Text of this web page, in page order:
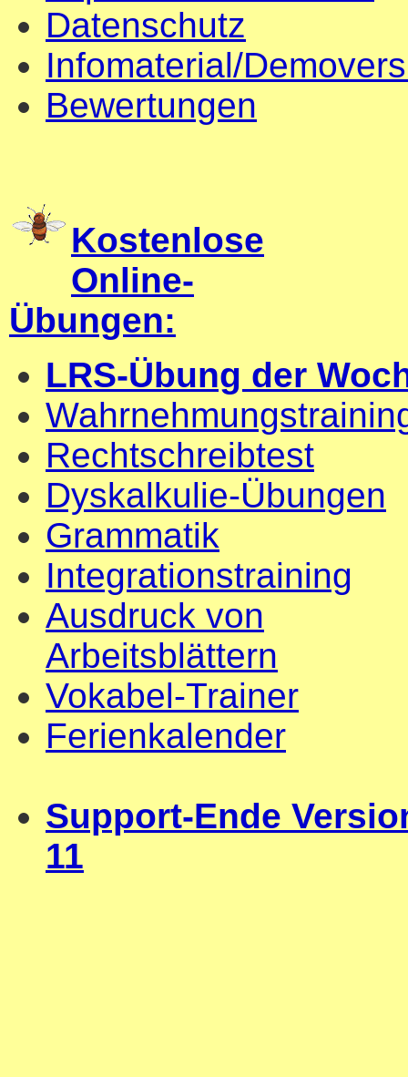
Datenschutz
Infomaterial/
Bewertungen
Kostenlose
Online-
Übungen:
LRS-Übung der
Rechtschreibtest
Dyskalkulie-Übungen
Grammatik
Integrationstraining
Ausdruck von
Arbeitsblättern
Vokabel-Trainer
Ferienkalender
Support-Ende
11